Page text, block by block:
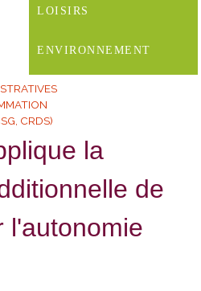
LOISIRS
ENVIRONNEMENT
CRDS)
la
de
l'autonomie